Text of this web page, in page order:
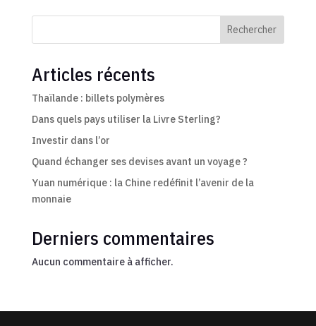
Rechercher
Articles récents
Thaïlande : billets polymères
Dans quels pays utiliser la Livre Sterling?
Investir dans l’or
Quand échanger ses devises avant un voyage ?
Yuan numérique : la Chine redéfinit l’avenir de la
monnaie
Derniers commentaires
Aucun commentaire à afficher.